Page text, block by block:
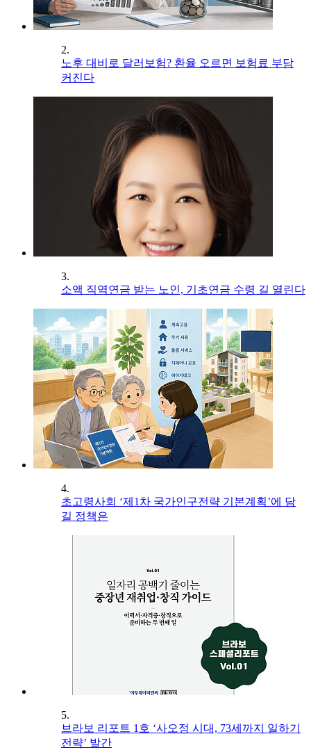
2.
노후 대비로 달러보험? 환율 오르면 보험료 부담
커진다
3.
소액 직역연금 받는 노인, 기초연금 수령 길 열린다
4.
초고령사회 ‘제1차 국가인구전략 기본계획’에 담
길 정책은
5.
브라보 리포트 1호 ‘사오정 시대, 73세까지 일하기
전략’ 발간